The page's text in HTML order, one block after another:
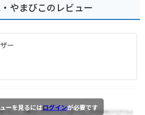
やまびこのレビュー
ー
ーを見るにはログインが必要です